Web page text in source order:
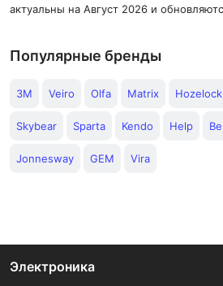
актуальны на Август 2026 и
Популярные бренды
3M Veiro Olfa Matrix Hozelock
Skybear Sparta Kendo Help
Jonnesway GEM Vira
Электроника